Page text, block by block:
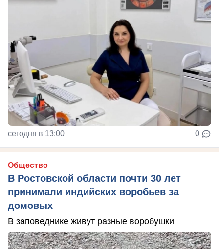
сегодня в 13:00 0
Общество
В Ростовской области почти 30 лет
принимали индийских воробьев за
домовых
В заповеднике живут разные воробушки